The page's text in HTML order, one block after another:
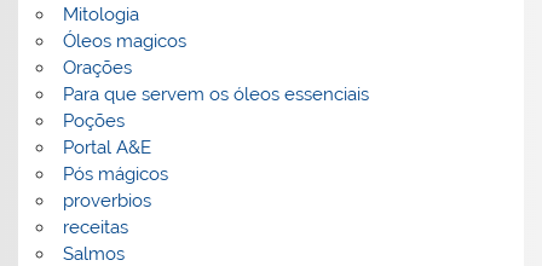
Mitologia
Óleos magicos
Orações
Para que servem os óleos essenciais
Poções
Portal A&E
Pós mágicos
proverbios
receitas
Salmos